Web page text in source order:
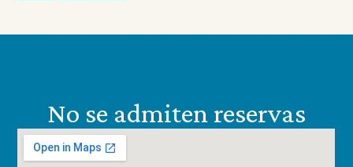
No se admiten reservas